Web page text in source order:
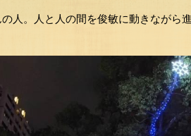
人。人と人の間を俊敏に動きながら